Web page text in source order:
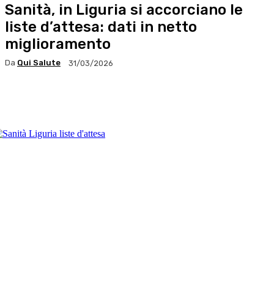
Sanità, in Liguria si accorciano le
liste d’attesa: dati in netto
miglioramento
Da Qui Salute 31/03/2026